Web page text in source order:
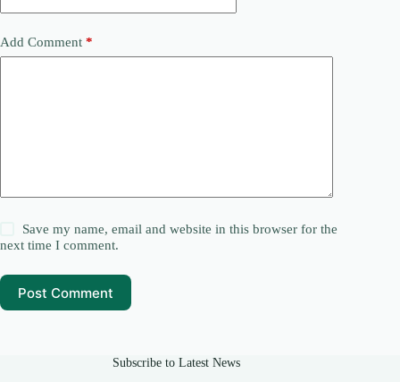
Add Comment *
Save my name, email and website in this browser for the
next time I comment.
Post Comment
Subscribe to Latest News